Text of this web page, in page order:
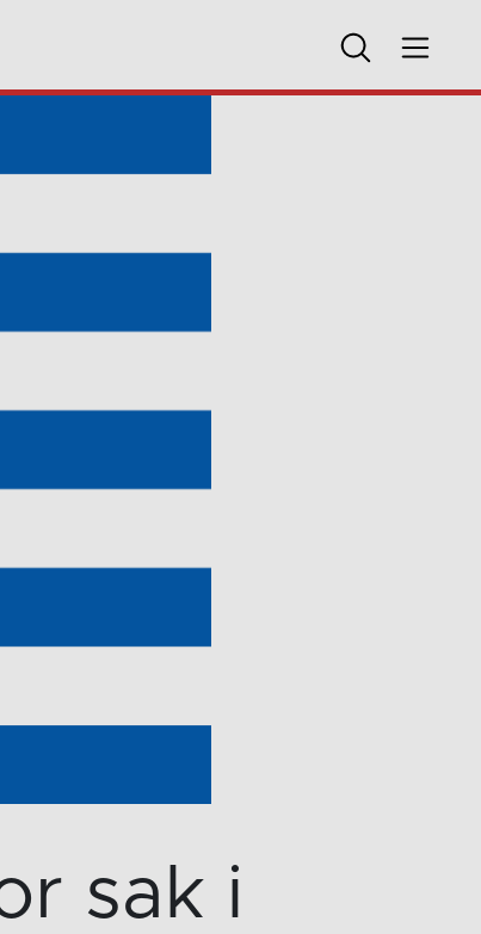
sak i